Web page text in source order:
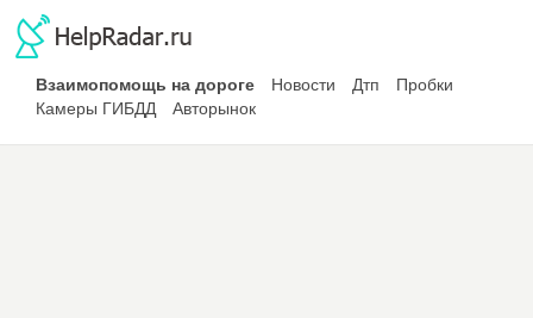
Взаимопомощь на дороге Новости Дтп
Пробки
Камеры ГИБДД
Авторынок